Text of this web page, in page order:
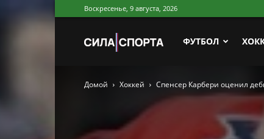
Воскресенье, 9 августа, 2026
Сила
Спорта
ФУТБОЛ
Домой Хоккей Спенсер Карбери оценил